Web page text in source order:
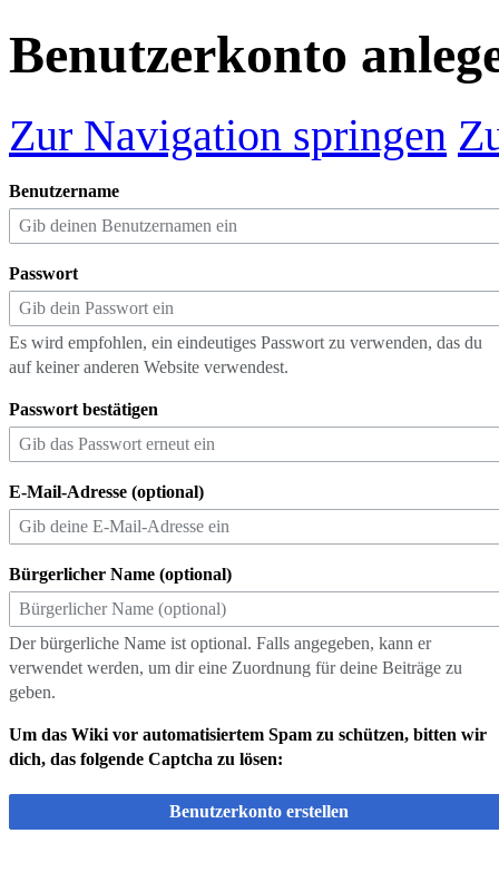
Benutzerkonto
Zur Navigation springen
Benutzername
Passwort
Es wird empfohlen, ein eindeutiges Passwort zu verwenden, das du
auf keiner anderen Website verwendest.
Passwort bestätigen
E-Mail-Adresse (optional)
Bürgerlicher Name (optional)
Der bürgerliche Name ist optional. Falls angegeben, kann er
verwendet werden, um dir eine Zuordnung für deine Beiträge zu
geben.
Um das Wiki vor automatisiertem Spam zu schützen, bitten wir
dich, das folgende Captcha zu lösen:
Benutzerkonto erstellen